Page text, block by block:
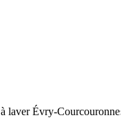
laver Évry-